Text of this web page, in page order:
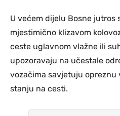
U većem dijelu Bosne jutros
mjestimično klizavom
ceste uglavnom vlažne ili
upozoravaju na učestale
vozačima savjetuju opreznu
stanju na cesti.